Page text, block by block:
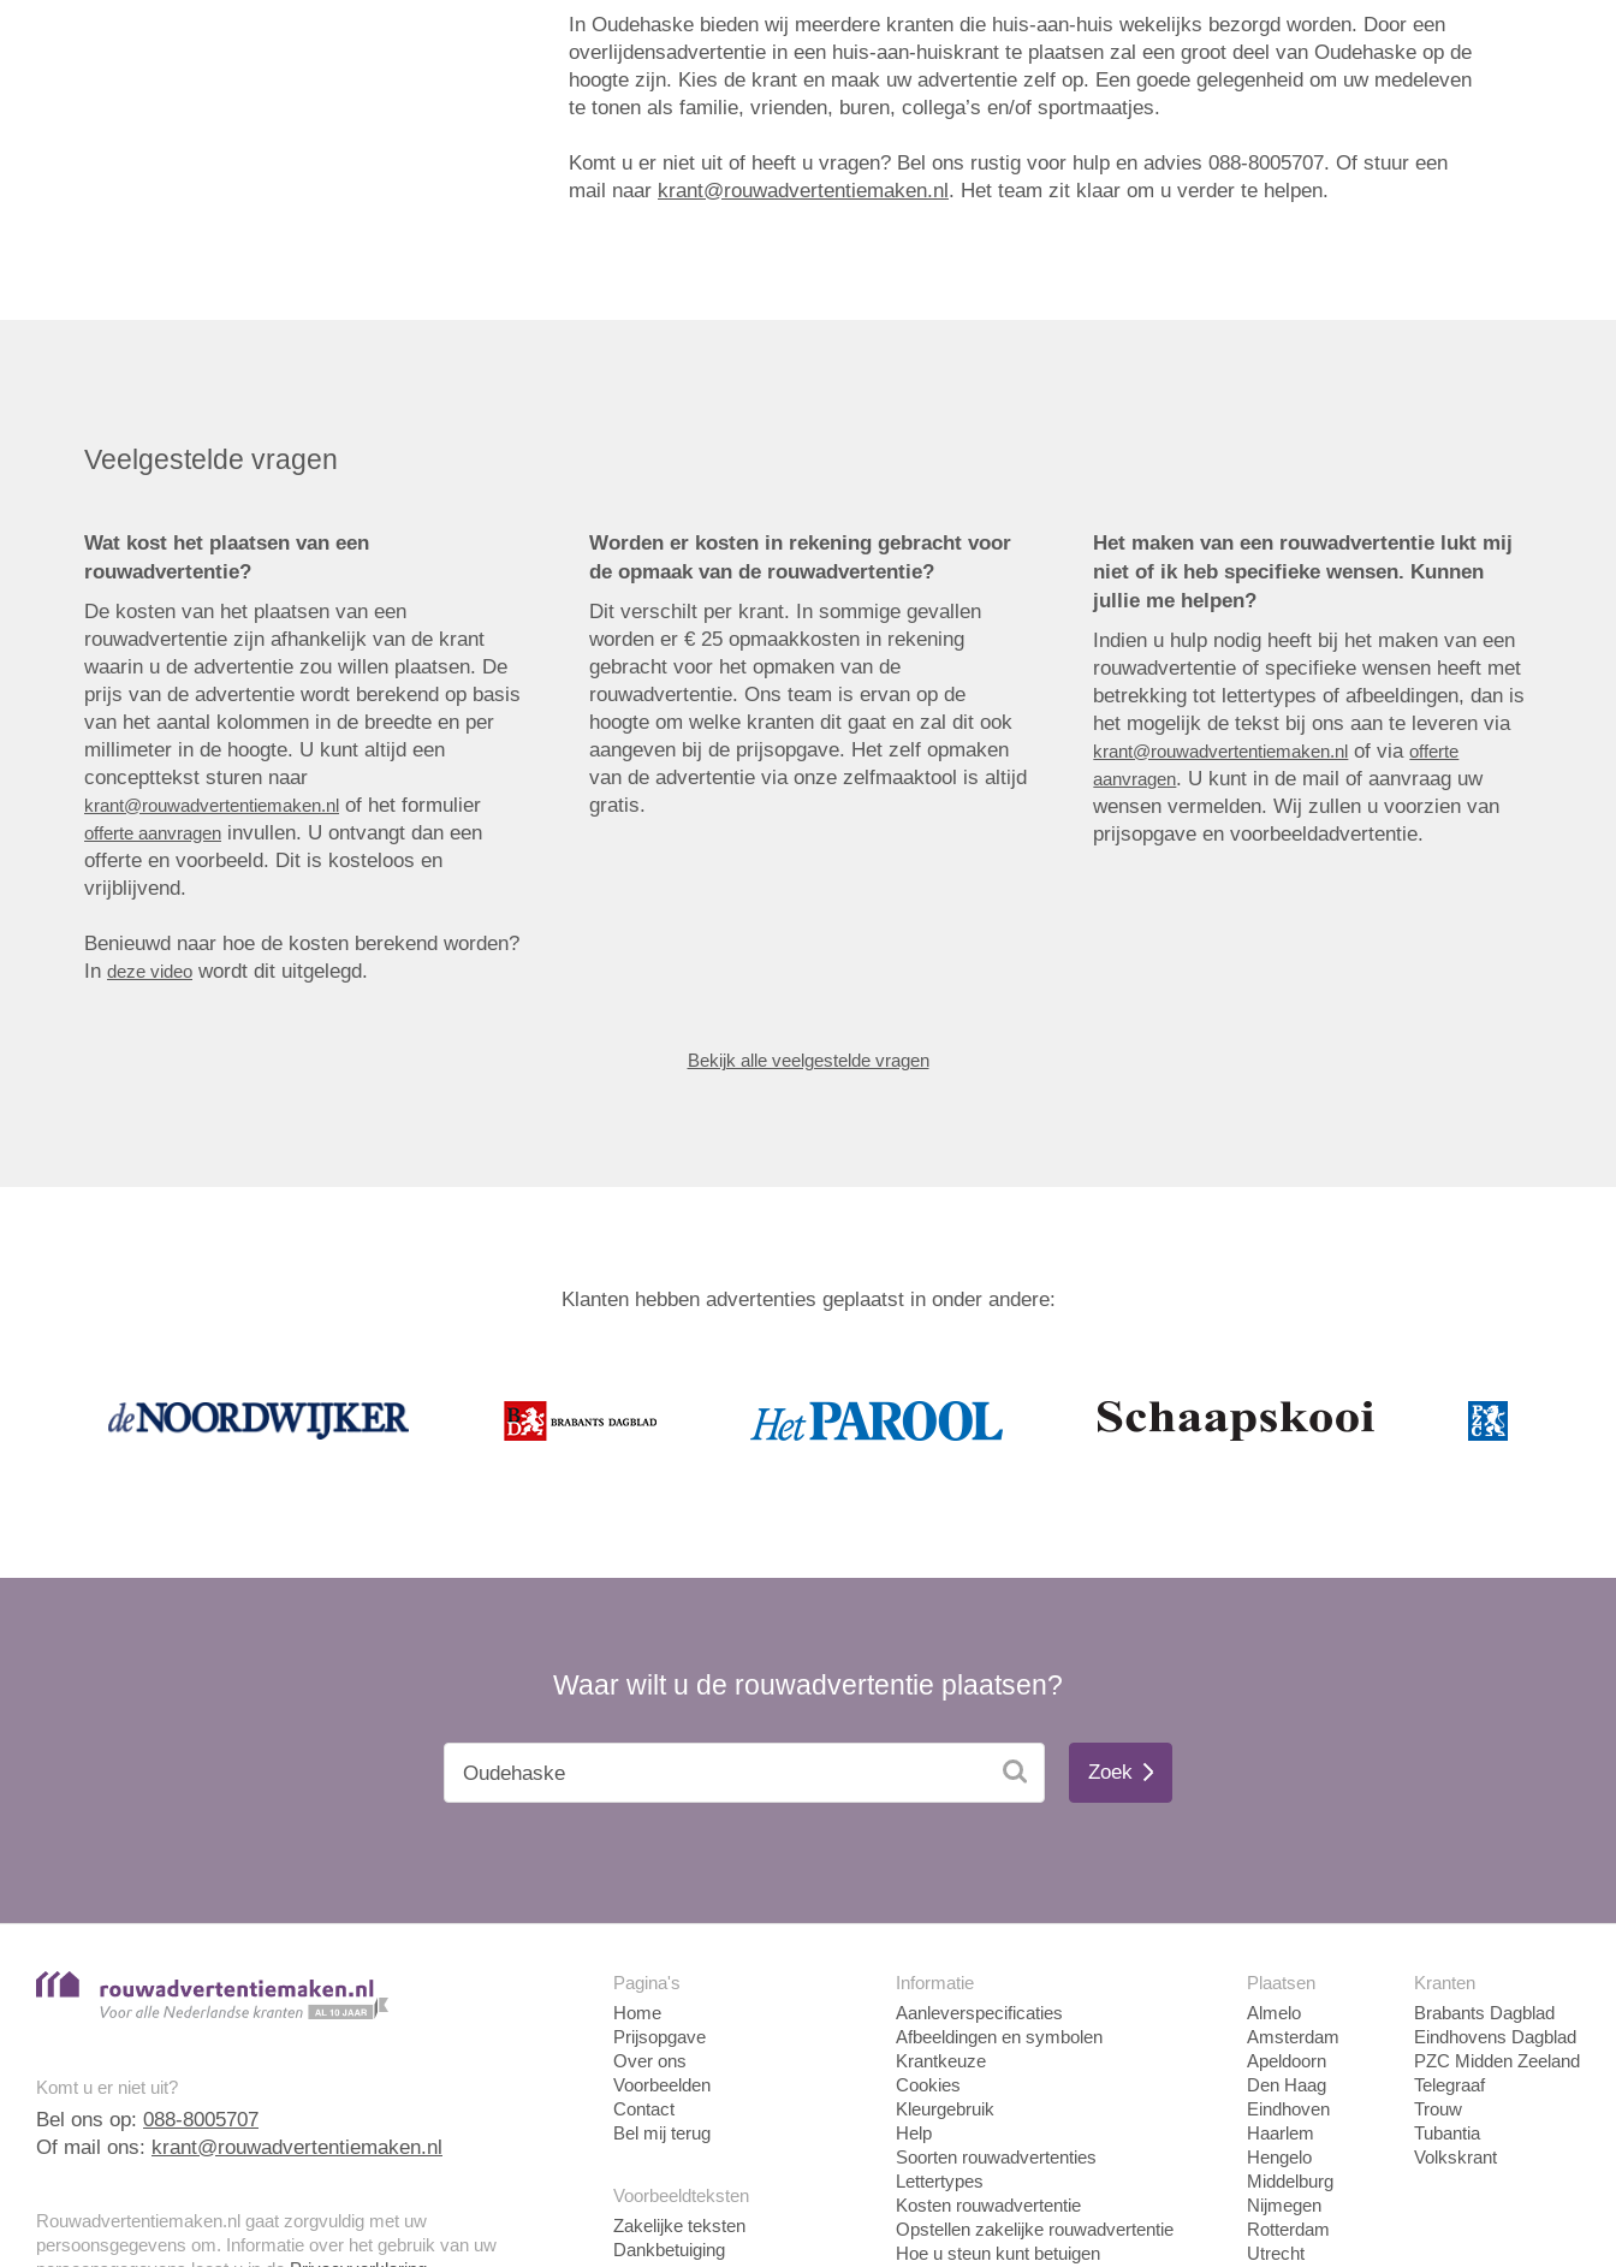
In Oudehaske bieden wij meerdere kranten die huis-aan-huis wekelijks bezorgd worden. Door een
overlijdensadvertentie in een huis-aan-huiskrant te plaatsen zal een groot deel van Oudehaske op de
hoogte zijn. Kies de krant en maak uw advertentie zelf op. Een goede gelegenheid om uw medeleven
te tonen als familie, vrienden, buren, collega’s en/of sportmaatjes.
Komt u er niet uit of heeft u vragen? Bel ons rustig voor hulp en advies 088-8005707. Of stuur een
mail naar krant@rouwadvertentiemaken.nl. Het team zit klaar om u verder te helpen.
Veelgestelde vragen
Wat kost het plaatsen van een
rouwadvertentie?
De kosten van het plaatsen van een
rouwadvertentie zijn afhankelijk van de krant
waarin u de advertentie zou willen plaatsen. De
prijs van de advertentie wordt berekend op basis
van het aantal kolommen in de breedte en per
millimeter in de hoogte. U kunt altijd een
concepttekst sturen naar
krant@rouwadvertentiemaken.nl of het formulier
offerte aanvragen invullen. U ontvangt dan een
offerte en voorbeeld. Dit is kosteloos en
vrijblijvend.
Benieuwd naar hoe de kosten berekend worden?
In deze video wordt dit uitgelegd.
Worden er kosten in rekening gebracht voor
de opmaak van de rouwadvertentie?
Dit verschilt per krant. In sommige gevallen
worden er € 25 opmaakkosten in rekening
gebracht voor het opmaken van de
rouwadvertentie. Ons team is ervan op de
hoogte om welke kranten dit gaat en zal dit ook
aangeven bij de prijsopgave. Het zelf opmaken
van de advertentie via onze zelfmaaktool is altijd
gratis.
Het maken van een rouwadvertentie lukt mij
niet of ik heb specifieke wensen. Kunnen
jullie me helpen?
Indien u hulp nodig heeft bij het maken van een
rouwadvertentie of specifieke wensen heeft met
betrekking tot lettertypes of afbeeldingen, dan is
het mogelijk de tekst bij ons aan te leveren via
krant@rouwadvertentiemaken.nl of viaofferte
aanvragen. U kunt in de mail of aanvraag uw
wensen vermelden. Wij zullen u voorzien van
prijsopgave en voorbeeldadvertentie.
Bekijk alle veelgestelde vragen
Klanten hebben advertenties geplaatst in onder andere:
Waar wilt u de rouwadvertentie plaatsen?
Zoek
Komt u er niet uit?
Bel ons op: 088-8005707
Of mail ons: krant@rouwadvertentiemaken.nl
Rouwadvertentiemaken.nl gaat zorgvuldig met uw
persoonsgegevens om. Informatie over het gebruik van uw
Pagina's
Home
Prijsopgave
Over ons
Voorbeelden
Contact
Bel mij terug
Voorbeeldteksten
Zakelijke teksten
Dankbetuiging
Informatie
Aanleverspecificaties
Afbeeldingen en symbolen
Krantkeuze
Cookies
Kleurgebruik
Help
Soorten rouwadvertenties
Lettertypes
Kosten rouwadvertentie
Opstellen zakelijke rouwadvertentie
Hoe u steun kunt betuigen
Plaatsen
Almelo
Amsterdam
Apeldoorn
Den Haag
Eindhoven
Haarlem
Hengelo
Middelburg
Nijmegen
Rotterdam
Utrecht
Kranten
Brabants Dagblad
Eindhovens Dagblad
PZC Midden Zeeland
Telegraaf
Trouw
Tubantia
Volkskrant